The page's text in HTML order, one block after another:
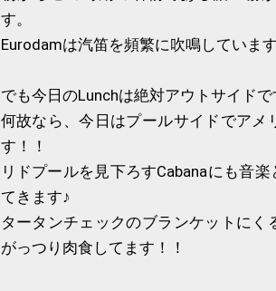
す。
Eurodamは汽笛を頻繁に吹鳴していま
でも今日のLunchは絶対アウトサイド
何故なら、今日はプールサイドでアメ
す！！
リドプールを見下ろすCabanaにも音
てきます♪
タータンチェックのブランケットにく
がっつり肉食してます！！